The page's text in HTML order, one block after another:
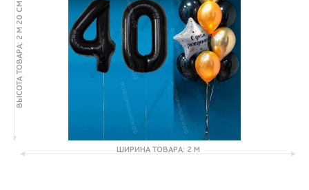
ВЫСОТА ТОВАРА: 2 М 20 СМ
ШИРИНА ТОВАРА: 2 М